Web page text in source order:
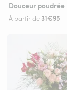
Douceur poudrée
À partir de 31€95